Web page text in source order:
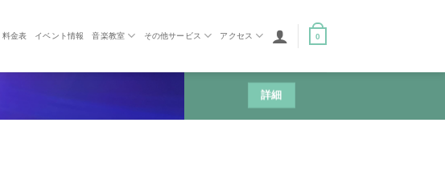
料金表 イベント情報 音楽教室 その他サービス アクセス 0
詳細